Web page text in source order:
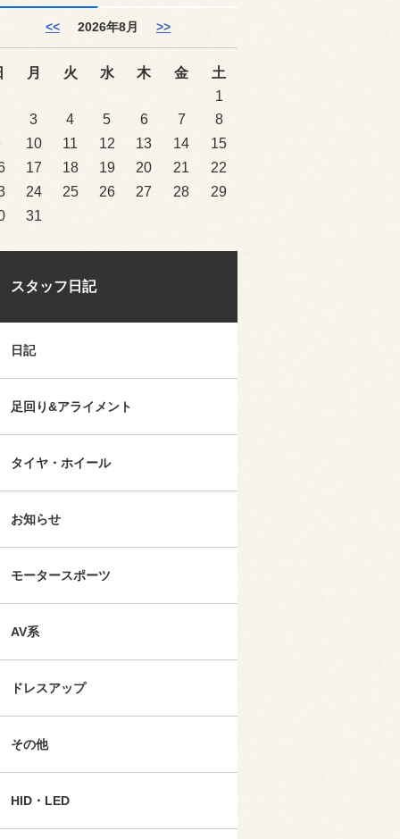
<< 2026年8月 >>
月 火 水 木 金
土
1
3 4 5 6 7
8
10 11 12 13 14
15
17 18 19 20 21
22
24 25 26 27 28
29
31
スタッフ日記
日記
足回り&アライメント
タイヤ・ホイール
お知らせ
モータースポーツ
AV系
ドレスアップ
その他
HID・LED